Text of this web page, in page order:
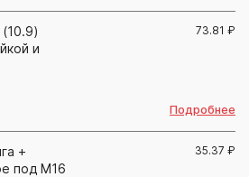
и
73.81 ₽
Подробнее
+
под М16
35.37 ₽